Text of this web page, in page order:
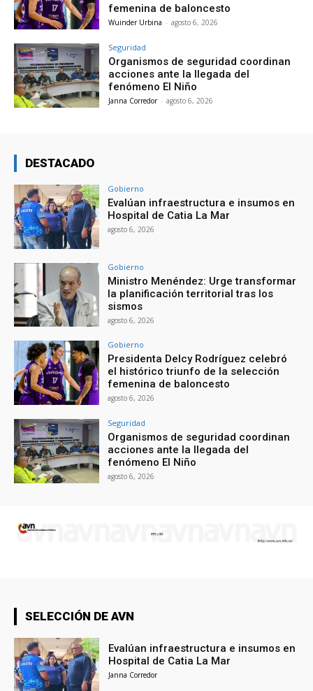
femenina de baloncesto
Wuinder Urbina - agosto 6, 2026
Seguridad
Organismos de seguridad coordinan
acciones ante la llegada del
fenómeno El Niño
Janna Corredor - agosto 6, 2026
DESTACADO
Gobierno
Evalúan infraestructura e insumos en
Hospital de Catia La Mar
agosto 6, 2026
Gobierno
Ministro Menéndez: Urge transformar
la planificación territorial tras los
sismos
agosto 6, 2026
Gobierno
Presidenta Delcy Rodríguez celebró
el histórico triunfo de la selección
femenina de baloncesto
agosto 6, 2026
Seguridad
Organismos de seguridad coordinan
acciones ante la llegada del
fenómeno El Niño
agosto 6, 2026
SELECCIÓN DE AVN
Evalúan infraestructura e insumos en
Hospital de Catia La Mar
Janna Corredor